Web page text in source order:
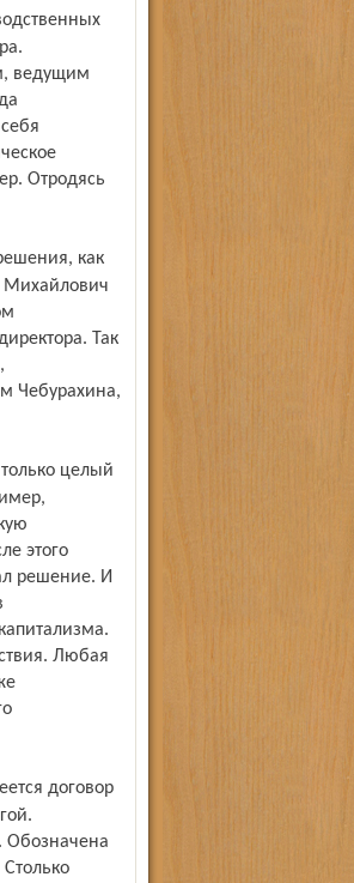
ведущим
Отродясь
Михайлович
Так
Чебурахина,
этого
решение. И
Любая
Обозначена